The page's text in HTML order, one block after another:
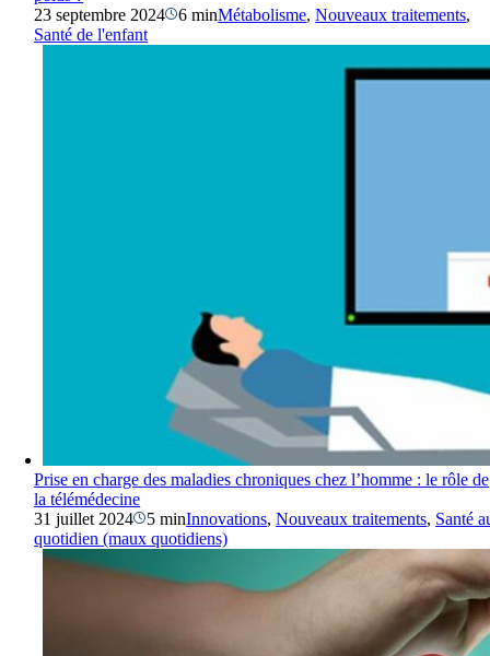
23 septembre 2024
6 minMétabolisme,Nouveaux traitements,
Santé de l'enfant
Prise en charge des maladies chroniques chez l’homme : le rôle de
la télémédecine
31 juillet 2024
5 minInnovations,Nouveaux traitements, Santé
quotidien (maux quotidiens)